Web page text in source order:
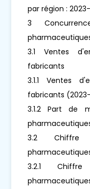
par région :
3
3.1 Ventes
fabricants
3.1.1 Ventes
fabricants
3.1.2 Part de
3.2 Chiffre
3.2.1